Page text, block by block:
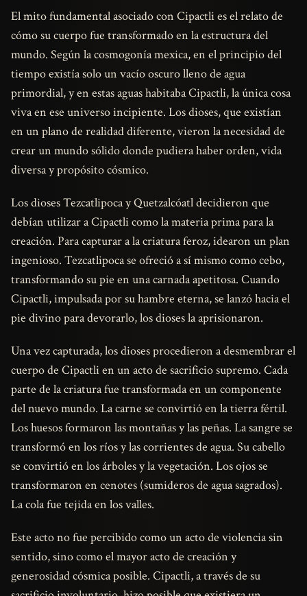
El mito fundamental asociado con Cipactli es el relato de
cómo su cuerpo fue transformado en la estructura del
mundo. Según la cosmogonía mexica, en el principio del
tiempo existía solo un vacío oscuro lleno de agua
primordial, y en estas aguas habitaba Cipactli, la única cosa
viva en ese universo incipiente. Los dioses, que existían
en un plano de realidad diferente, vieron la necesidad de
crear un mundo sólido donde pudiera haber orden, vida
diversa y propósito cósmico.
Los dioses Tezcatlipoca y Quetzalcóatl decidieron que
debían utilizar a Cipactli como la materia prima para la
creación. Para capturar a la criatura feroz, idearon un plan
ingenioso. Tezcatlipoca se ofreció a sí mismo como cebo,
transformando su pie en una carnada apetitosa. Cuando
Cipactli, impulsada por su hambre eterna, se lanzó hacia el
pie divino para devorarlo, los dioses la aprisionaron.
Una vez capturada, los dioses procedieron a desmembrar el
cuerpo de Cipactli en un acto de sacrificio supremo. Cada
parte de la criatura fue transformada en un componente
del nuevo mundo. La carne se convirtió en la tierra fértil.
Los huesos formaron las montañas y las peñas. La sangre se
transformó en los ríos y las corrientes de agua. Su cabello
se convirtió en los árboles y la vegetación. Los ojos se
transformaron en cenotes (sumideros de agua sagrados).
La cola fue tejida en los valles.
Este acto no fue percibido como un acto de violencia sin
sentido, sino como el mayor acto de creación y
generosidad cósmica posible. Cipactli, a través de su